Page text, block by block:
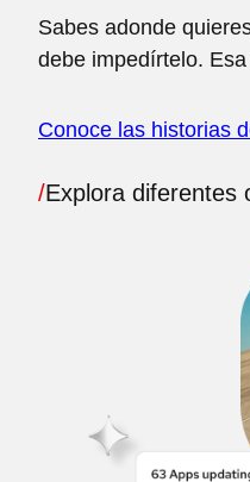
Sabes adonde
debe impedírtelo.
Conoce las historias
/Explora diferentes